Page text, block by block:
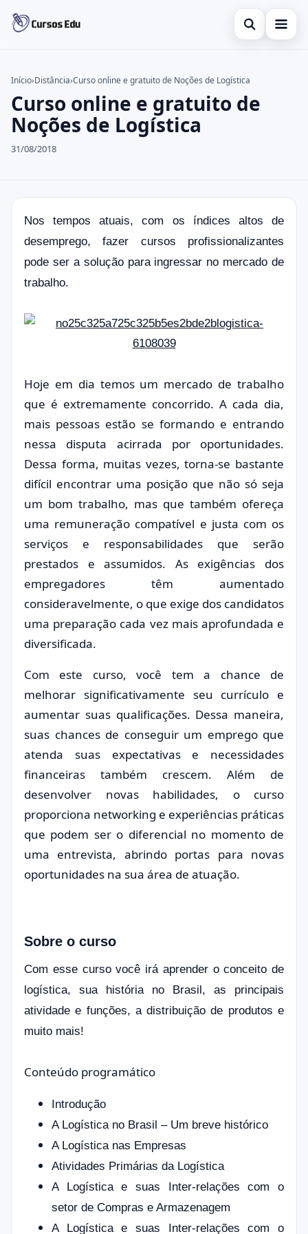
Abrir busca
Inglês
Idiomas
Buscar no site
Buscar por:
Pressione Enter para buscar ou ESC para fechar.
Início›Distância›Curso online e gratuito de Noções de Logística
Curso online e gratuito de
Noções de Logística
31/08/2018
Nos tempos atuais, com os índices altos de
desemprego, fazer cursos profissionalizantes
pode ser a solução para ingressar no mercado de
trabalho.
Hoje em dia temos um mercado de trabalho
que é extremamente concorrido. A cada dia,
mais pessoas estão se formando e entrando
nessa disputa acirrada por oportunidades.
Dessa forma, muitas vezes, torna-se bastante
difícil encontrar uma posição que não só seja
um bom trabalho, mas que também ofereça
uma remuneração compatível e justa com os
serviços e responsabilidades que serão
prestados e assumidos. As exigências dos
empregadores têm aumentado
consideravelmente, o que exige dos candidatos
uma preparação cada vez mais aprofundada e
diversificada.
Com este curso, você tem a chance de
melhorar significativamente seu currículo e
aumentar suas qualificações. Dessa maneira,
suas chances de conseguir um emprego que
atenda suas expectativas e necessidades
financeiras também crescem. Além de
desenvolver novas habilidades, o curso
proporciona networking e experiências práticas
que podem ser o diferencial no momento de
uma entrevista, abrindo portas para novas
oportunidades na sua área de atuação.
Sobre o curso
Com esse curso você irá aprender o conceito de
logística, sua história no Brasil, as principais
atividade e funções, a distribuição de produtos e
muito mais!
Conteúdo programático
Introdução
A Logística no Brasil – Um breve histórico
A Logística nas Empresas
Atividades Primárias da Logística
A Logística e suas Inter-relações com o
setor de Compras e Armazenagem
A Logística e suas Inter-relações com o